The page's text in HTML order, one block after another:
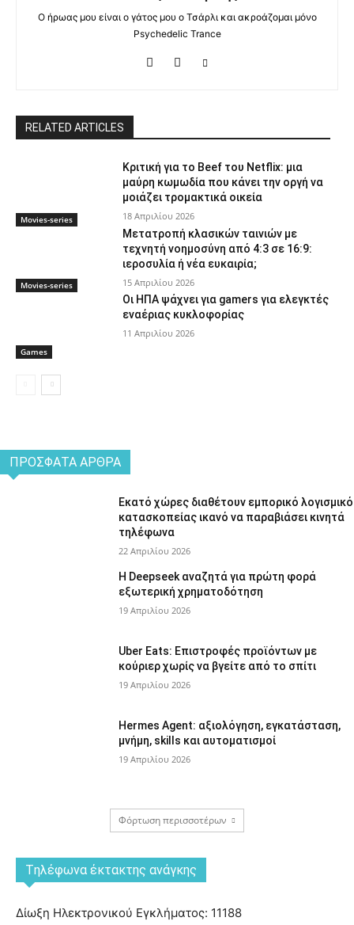
Ο ήρωας μου είναι ο γάτος μου ο Τσάρλι και ακροάζομαι μόνο
Psychedelic Trance
RELATED ARTICLES
Movies-series
Κριτική για το Beef του Netflix: μια
μαύρη κωμωδία που κάνει την οργή να
μοιάζει τρομακτικά οικεία
18 Απριλίου 2026
Movies-series
Μετατροπή κλασικών ταινιών με
τεχνητή νοημοσύνη από 4:3 σε 16:9:
ιεροσυλία ή νέα ευκαιρία;
15 Απριλίου 2026
Games
Οι ΗΠΑ ψάχνει για gamers για ελεγκτές
εναέριας κυκλοφορίας
11 Απριλίου 2026
ΠΡΌΣΦΑΤΑ ΆΡΘΡΑ
Εκατό χώρες διαθέτουν εμπορικό λογισμικό
κατασκοπείας ικανό να παραβιάσει κινητά
τηλέφωνα
22 Απριλίου 2026
Η Deepseek αναζητά για πρώτη φορά
εξωτερική χρηματοδότηση
19 Απριλίου 2026
Uber Eats: Επιστροφές προϊόντων με
κούριερ χωρίς να βγείτε από το σπίτι
19 Απριλίου 2026
Hermes Agent: αξιολόγηση, εγκατάσταση,
μνήμη, skills και αυτοματισμοί
19 Απριλίου 2026
Φόρτωση περισσοτέρων
Tηλέφωνα έκτακτης ανάγκης
Δίωξη Ηλεκτρονικού Εγκλήματος: 11188